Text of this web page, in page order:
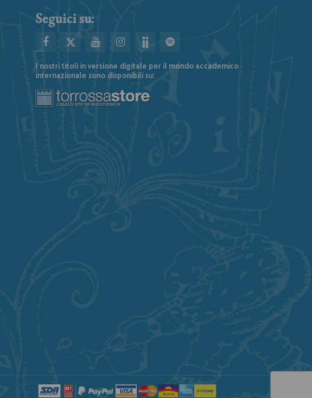
Seguici su:
I nostri titoli in versione digitale per il mondo accademico
internazionale sono disponibili su: